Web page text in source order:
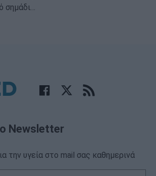
σημάδι…
Newsletter
την υγεία στο mail σας καθημερινά